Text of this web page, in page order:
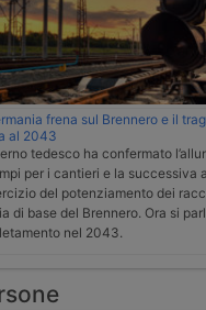
frena sul Brennero e il
al 2043
tedesco ha confermato
per i cantieri e la successiva
del potenziamento dei
di base del Brennero. Ora si
nel 2043.